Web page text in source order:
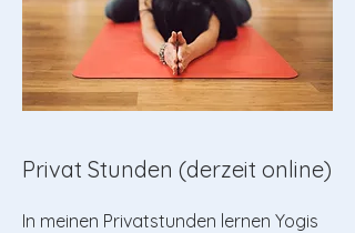
Privat Stunden (derzeit online)
In meinen Privatstunden lernen Yogis